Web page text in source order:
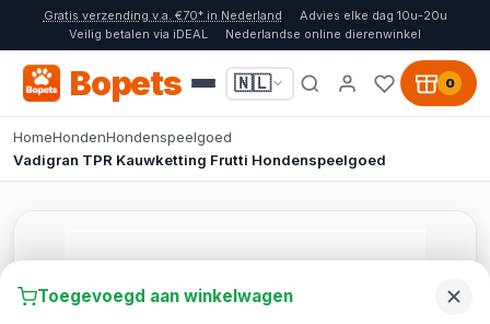
Gratis verzending v.a. €70* in Nederland
Advies elke dag 10u-20u
Veilig betalen via iDEAL
Nederlandse online dierenwinkel
Bopets 🇳🇱 0
HomeHondenHondenspeelgoed
Vadigran TPR Kauwketting Frutti Hondenspeelgoed
Toegevoegd aan winkelwagen